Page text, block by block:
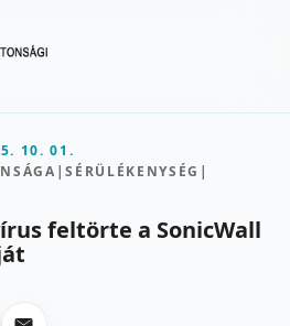
10. 01.
|SÉRÜLÉKENYSÉG |
feltörte a SonicWall